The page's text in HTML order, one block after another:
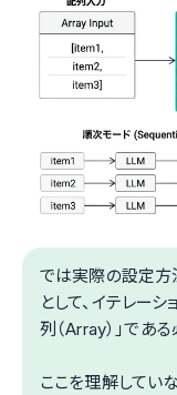
では実際の設定方
として、イテレー
列（Array）」であ
ここを理解してい